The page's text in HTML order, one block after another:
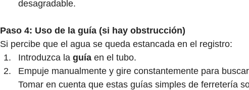
desagradable.
Paso 4: Uso de la guía (si hay obstrucción)
Si percibe que el agua se queda estancada en el registro:
Introduzca la guía en el tubo.
Empuje manualmente y gire constantemente para
Tomar en cuenta que estas guías simples de ferretería